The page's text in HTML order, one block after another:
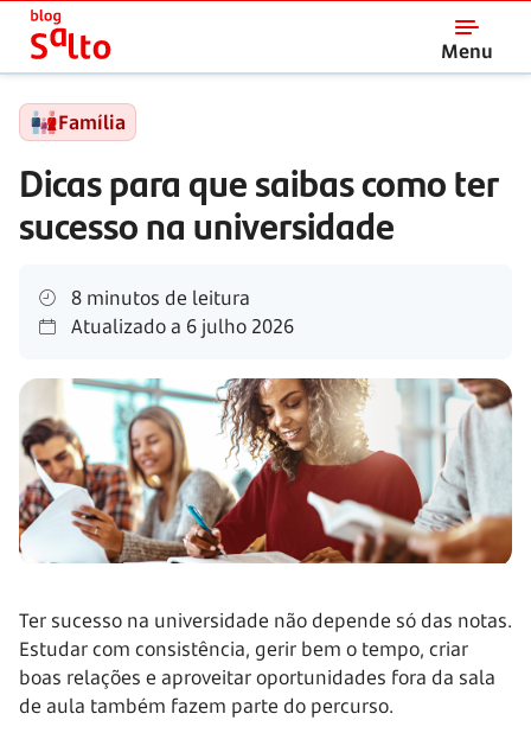
Menu
Salto
Família
Dicas para que saibas como ter
sucesso na universidade
8 minutos de leitura
Atualizado a 6 julho 2026
Ter sucesso na universidade não depende só das notas.
Estudar com consistência, gerir bem o tempo, criar
boas relações e aproveitar oportunidades fora da sala
de aula também fazem parte do percurso.